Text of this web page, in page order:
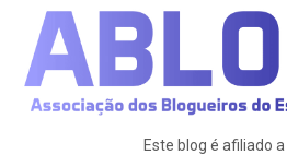
Este blog é afiliado a